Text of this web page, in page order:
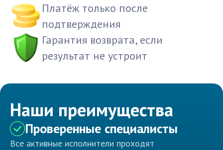
Платёж только после
подтверждения
Гарантия возврата, если
результат не устроит
Наши преимущества
Проверенные специалисты
Все активные исполнители проходят